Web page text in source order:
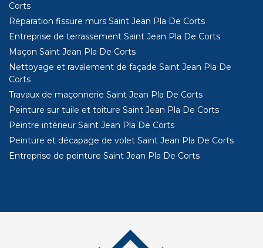
Corts
Réparation fissure murs Saint Jean Pla De Corts
Entreprise de terrassement Saint Jean Pla De Corts
Maçon Saint Jean Pla De Corts
Nettoyage et ravalement de façade Saint Jean Pla De
Corts
Travaux de maçonnerie Saint Jean Pla De Corts
Peinture sur tuile et toiture Saint Jean Pla De Corts
Peintre intérieur Saint Jean Pla De Corts
Peinture et décapage de volet Saint Jean Pla De Corts
Entreprise de peinture Saint Jean Pla De Corts